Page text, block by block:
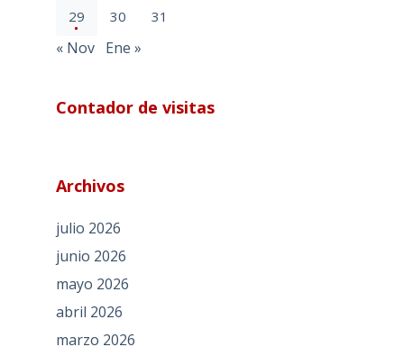
29 30 31
« Nov Ene »
Contador de visitas
Archivos
julio 2026
junio 2026
mayo 2026
abril 2026
marzo 2026